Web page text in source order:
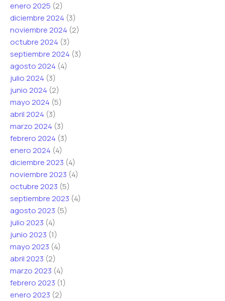
enero 2025 (2)
diciembre 2024 (3)
noviembre 2024 (2)
octubre 2024 (3)
septiembre 2024 (3)
agosto 2024 (4)
julio 2024 (3)
junio 2024 (2)
mayo 2024 (5)
abril 2024 (3)
marzo 2024 (3)
febrero 2024 (3)
enero 2024 (4)
diciembre 2023 (4)
noviembre 2023 (4)
octubre 2023 (5)
septiembre 2023 (4)
agosto 2023 (5)
julio 2023 (4)
junio 2023 (1)
mayo 2023 (4)
abril 2023 (2)
marzo 2023 (4)
febrero 2023 (1)
enero 2023 (2)